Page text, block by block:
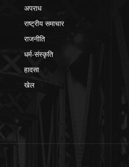
अपराध
राष्ट्रीय समाचार
राजनीति
धर्म-संस्कृति
हादसा
खेल